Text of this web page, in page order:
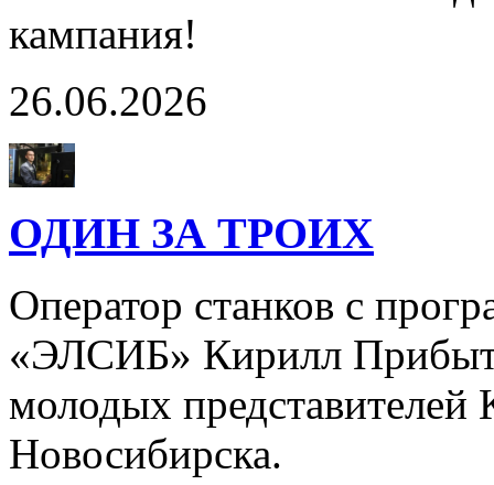
кампания!
26.06.2026
ОДИН ЗА ТРОИХ
Оператор станков с
«ЭЛСИБ» Кирилл
молодых представителей
Новосибирска.